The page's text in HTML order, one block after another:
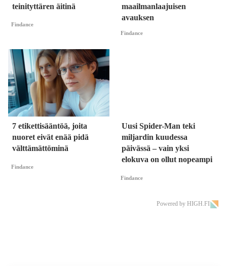
teinityttären äitinä
Findance
maailmanlaajuisen
avauksen
Findance
7 etikettisääntöä, joita
nuoret eivät enää pidä
välttämättöminä
Findance
Uusi Spider-Man teki
miljardin kuudessa
päivässä – vain yksi
elokuva on ollut nopeampi
Findance
Powered by HIGH.FI